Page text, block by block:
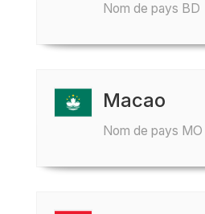
Nom de pays BD
Macao
Nom de pays MO